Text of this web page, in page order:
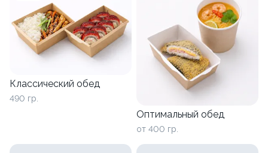
Классический обед
490 гр.
Оптимальный обед
от 400 гр.